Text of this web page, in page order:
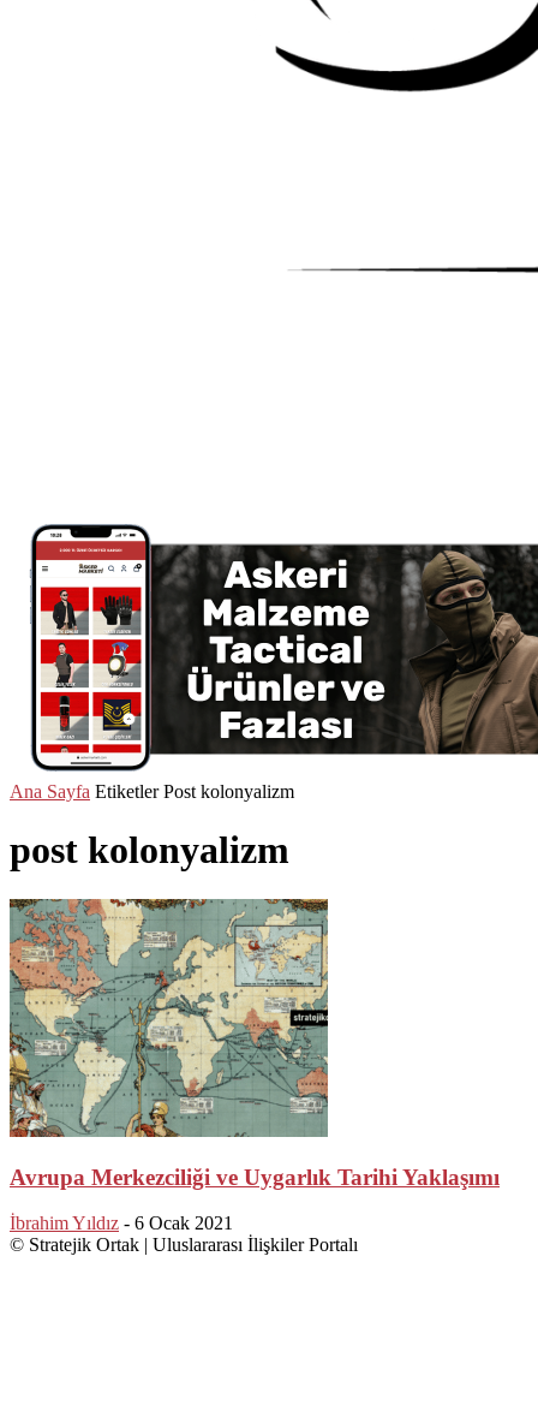
Ana Sayfa Etiketler Post kolonyalizm
post kolonyalizm
Avrupa Merkezciliği ve Uygarlık Tarihi Yaklaşımı
İbrahim Yıldız - 6 Ocak 2021
© Stratejik Ortak | Uluslararası İlişkiler Portalı